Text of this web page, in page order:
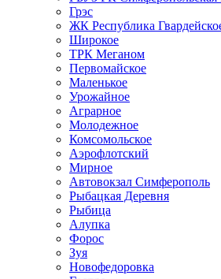
Грэс
ЖК Республика
Широкое
ТРК Меганом
Первомайское
Маленькое
Урожайное
Аграрное
Молодежное
Комсомольское
Аэрофлотский
Мирное
Автовокзал Симферополь
Рыбацкая Деревня
Рыбица
Алупка
Форос
Зуя
Новофедоровка